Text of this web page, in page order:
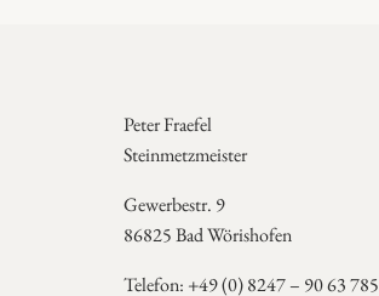
Peter Fraefel
Steinmetzmeister
Gewerbestr. 9
86825 Bad Wörishofen
Telefon: +49 (0) 8247 – 90 63 785